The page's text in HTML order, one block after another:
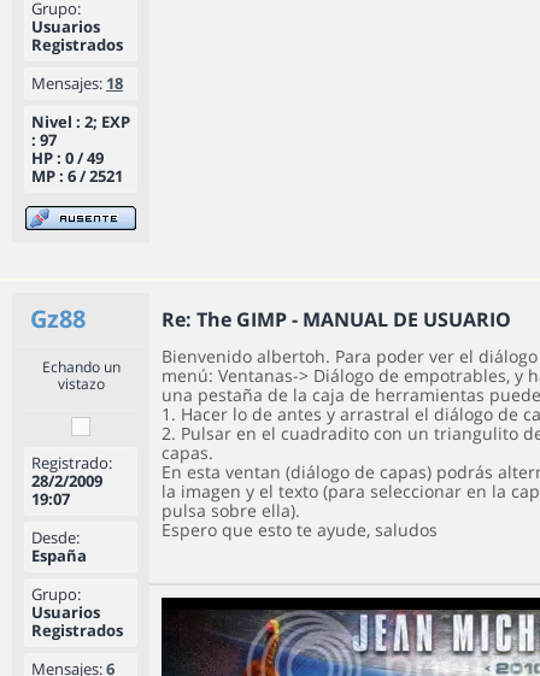
Grupo:
Usuarios
Registrados
Mensajes: 18
Nivel : 2; EXP
: 97
HP : 0 / 49
MP : 6 / 2521
Gz88 Re: The GIMP - MANUAL DE USUARIO
Echando un
vistazo
Registrado:
28/2/2009
19:07
Desde:
España
Grupo:
Usuarios
Registrados
Mensajes:6
Bienvenido albertoh. Para poder ver el
menú: Ventanas-> Diálogo de empotrables, y
una pestaña de la caja de herramientas
1. Hacer lo de antes y arrastral el diálogo de
2. Pulsar en el cuadradito con un triangulito
capas.
En esta ventan (diálogo de capas) podrás
la imagen y el texto (para seleccionar en la
pulsa sobre ella).
Espero que esto te ayude, saludos